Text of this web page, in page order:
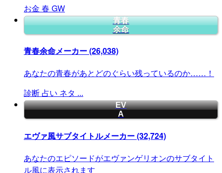
お金 春 GW
青春
余命
青春余命メーカー(26,038)
あなたの青春があとどのぐらい残っているのか……！
診断 占い ネタ ...
EV
A
エヴァ風サブタイトルメーカー(32,724)
あなたのエピソードがエヴァンゲリオンのサブタイト
ル風に表示されます